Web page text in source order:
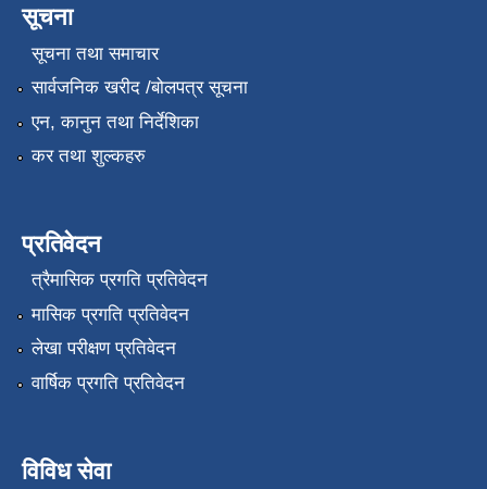
सूचना
सूचना तथा समाचार
सार्वजनिक खरीद /बोलपत्र सूचना
एन, कानुन तथा निर्देशिका
कर तथा शुल्कहरु
प्रतिवेदन
त्रैमासिक प्रगति प्रतिवेदन
मासिक प्रगति प्रतिवेदन
लेखा परीक्षण प्रतिवेदन
वार्षिक प्रगति प्रतिवेदन
विविध सेवा